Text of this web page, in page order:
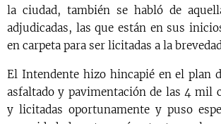
la ciudad, también se habló de
adjudicadas, las que están en sus
en carpeta para ser licitadas a la
El Intendente hizo hincapié en el plan
asfaltado y pavimentación de las 4 mil
y licitadas oportunamente y puso